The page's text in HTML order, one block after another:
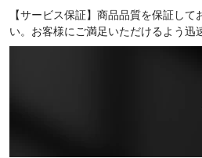
【サービス保証】商品品質を保証し
い。お客様にご満足いただけるよう迅